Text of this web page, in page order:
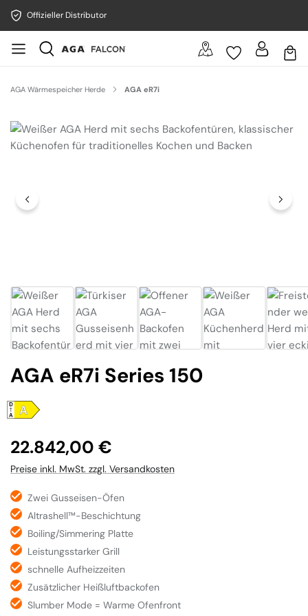
Offizieller Distributor
AGA Wärmespeicher Herde AGA eR7i
Bildergalerie überspringen
AGA eR7i Series 150
Regulärer Preis:
22.842,00 €
Preise inkl. MwSt. zzgl. Versandkosten
Zwei Gusseisen-Öfen
Altrashell™-Beschichtung
Boiling/Simmering Platte
Leistungsstarker Grill
schnelle Aufheizzeiten
Zusätzlicher Heißluftbackofen
Slumber Mode = Warme Ofenfront